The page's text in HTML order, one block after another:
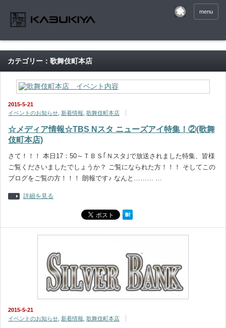
menu
カテゴリー：歌舞伎町本店
2015-5-21
イベントのお知らせ 新着情報 歌舞伎町本店
☆メディア情報☆TBS Nスタ ニューズアイ特集！②(歌舞
伎町本店)
さて！！！ 本日17：50～ＴＢＳ｢Ｎスタ｣で放送されました特集、皆様
ご覧くださいましたでしょうか？ ご覧になられた方！！！ そしてこの
ブログをご覧の方！！！ 朗報です♪ なんと……… …
詳細を見る
2015-5-21
イベントのお知らせ 新着情報 歌舞伎町本店